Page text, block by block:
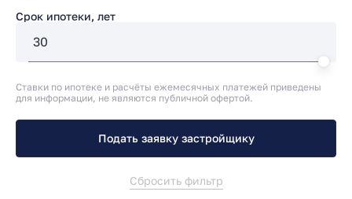
Срок ипотеки, лет
Ставки по ипотеке и расчёты ежемесячных платежей приведены
для информации, не являются публичной офертой.
Подать заявку застройщику
Сбросить фильтр